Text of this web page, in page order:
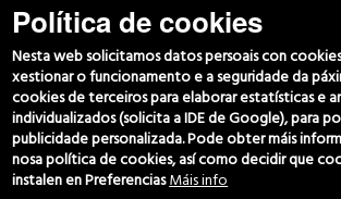
Datos de contacto
(+34) 986 469 692
666 029 280
607 060 949
c.montes@vincios.org
coordinador@vincios.org
Política de cookies
Nesta web solicitamos datos persoais con
xestionar o funcionamento e a seguridade da
cookies de terceiros para elaborar estatísticas e
individualizados (solicita a IDE de Google), para
publicidade personalizada. Pode obter máis
nosa política de cookies, así como decidir que
instalen en PreferenciasMáis info